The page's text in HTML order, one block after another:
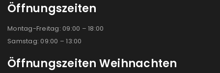
Öffnungszeiten
Montag-Freitag: 09:00 – 18:00
Samstag: 09:00 – 13:00
Öffnungszeiten Weihnachten